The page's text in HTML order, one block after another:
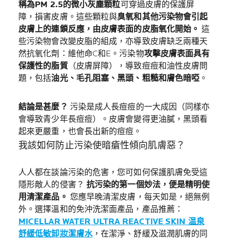
稱為PM 2.5的微小灰塵顆粒可穿過皮膚的保護屏
障，損害皮膚。這些顆粒與臭氧和其他污染物會引起
皮膚上的連鎖反應，由皮膚表面的皮脂氧化開始。 這
些污染物會改變皮脂的組成，亦導致皮膚缺乏兩種天
然抗氧化劑：維他命C和E。污染物攻擊皮膚表面具有
保護性的脂質（皮膚屏障），導致痘痘和油性皮膚問
題，包括油光、毛孔阻塞、黑頭、粗糙和膚色暗啞 。
結論是甚麼？ 污染是成人長痘痘的一大成因（同樣亦
會導致青少年長痘痘）。皮膚會變得更油膩，黑頭看
起來更嚴重，也會長出新的痘痘。
我該如何防止污染使暗瘡性傾向肌膚惡？
人人都在談論污染的危害，您可如何保護肌膚免受這
隱形敵人的侵害？ 抗污染的第一個妙法，便是精明使
用清潔產品。 您應早晚清潔皮膚，每天如是，絕無例
外。選擇溫和的免沖洗潔面產品，產品推薦：
MICELLAR WATER ULTRA REACTIVE SKIN 温泉
舒緩低敏卸妝潔膚水，在潔淨、舒緩及滋潤肌膚的同